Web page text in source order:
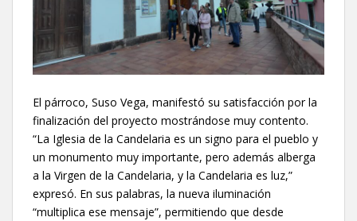
El párroco, Suso Vega, manifestó su satisfacción por la
finalización del proyecto mostrándose muy contento.
“La Iglesia de la Candelaria es un signo para el pueblo y
un monumento muy importante, pero además alberga
a la Virgen de la Candelaria, y la Candelaria es luz,”
expresó. En sus palabras, la nueva iluminación
“multiplica ese mensaje”, permitiendo que desde